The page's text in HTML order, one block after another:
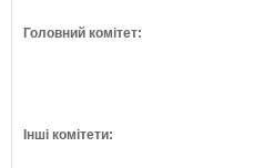
Головний комітет:
Інші комітети: